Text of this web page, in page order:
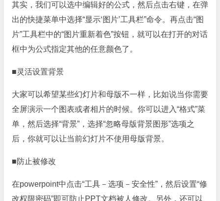
其实，我们可以选中编辑好的公式，然后点击右键，在弹
出的快捷菜单中选择“显示‘图片’工具栏”命令。再点击“图
片”工具栏中的“图片重新着色”按钮，就可以在打开的对话
框中为公式指定其他的任意颜色了。
■灵活设置背景
大家可以希望某些幻灯片和母版不一样，比如说当你需要
全屏演示一个图表或者相片的时候。你可以进入“格式”菜
单，然后选择“背景”，选择“忽略母版背景图形”选项之
后，你就可以让当前幻灯片不使用母版背景。
■防止被修改
在powerpoint中点击“工具－选项－安全性”，然后设置“修
改权限密码”即可防止PPT文档被人修改。另外，还可以